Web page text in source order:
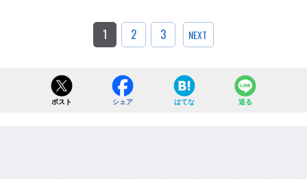
1 2 3 NEXT
ポスト シェア はてな 送る